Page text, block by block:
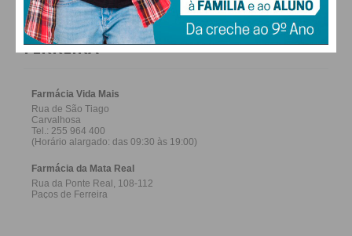
FARMACIAS DE SERVIÇO EM PAÇOS DE
FERREIRA